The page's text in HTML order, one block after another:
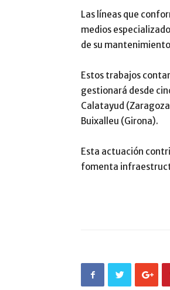
Las líneas que
medios
de su
Estos trabajos
gestionará desde
Calatayud
Buixalleu (Girona).
Esta actuación
fomenta